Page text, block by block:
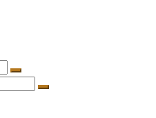
Suchen …
Suchen …